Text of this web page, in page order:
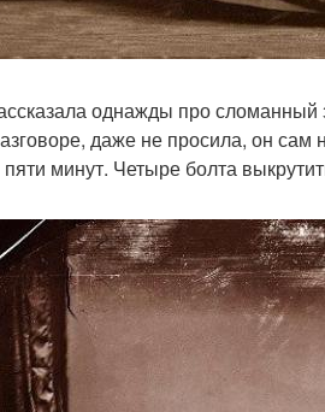
однажды про
даже не просила, он сам
минут. Четыре болта